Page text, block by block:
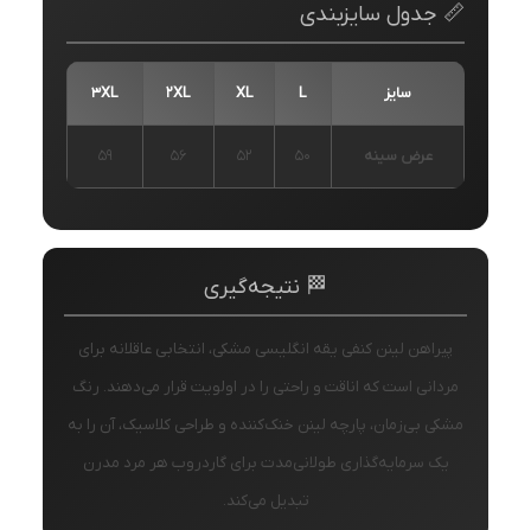
📏 جدول سایزبندی
سایز L
XL
2XL
3XL
عرض سینه ۵۰ ۵۲ ۵۶ ۵۹
🏁 نتیجه‌گیری
پیراهن لینن کنفی یقه انگلیسی مشکی، انتخابی عاقلانه برای
مردانی است که اناقت و راحتی را در اولویت قرار می‌دهند. رنگ
مشکی بی‌زمان، پارچه لینن خنک‌کننده و طراحی کلاسیک، آن را به
یک سرمایه‌گذاری طولانی‌مدت برای گاردروب هر مرد مدرن
تبدیل می‌کند.